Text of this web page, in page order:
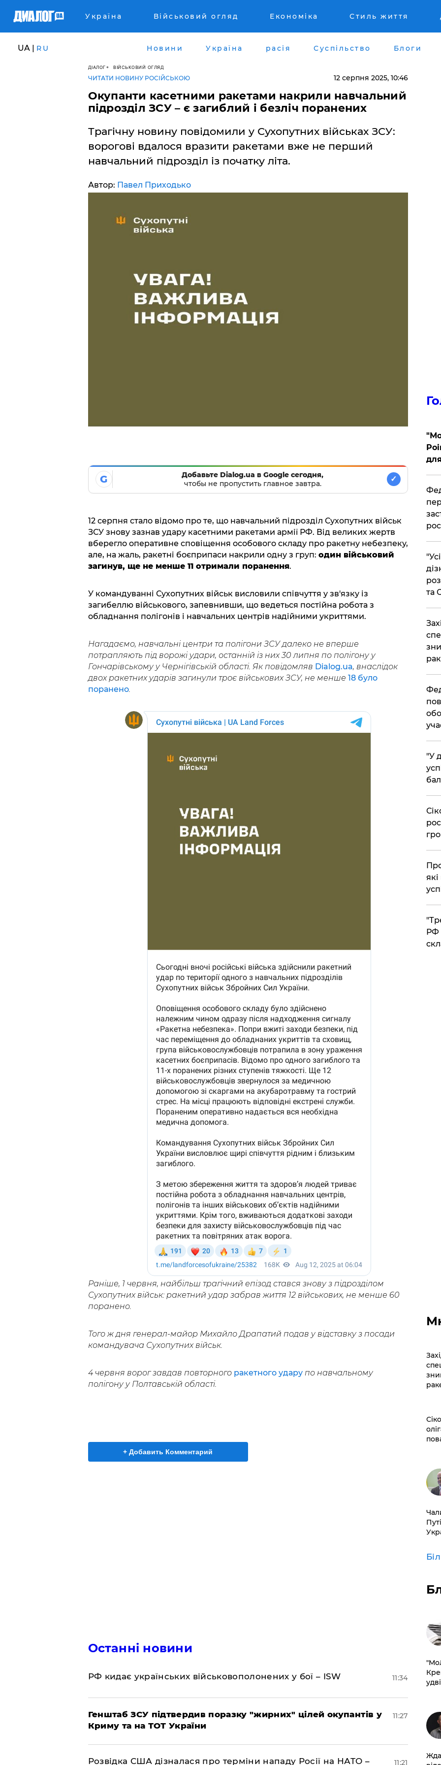
Україна Військовий огляд Економіка Стиль життя
UA | RU Новини Україна расія Суспільство Блоги
ДІАЛОГ ВІЙСЬКОВИЙ ОГЛЯД
ЧИТАТИ НОВИНУ РОСІЙСЬКОЮ 12 серпня 2025, 10:46
Окупанти касетними ракетами накрили навчальний
підрозділ ЗСУ – є загиблий і безліч поранених
Трагічну новину повідомили у Сухопутних військах ЗСУ:
ворогові вдалося вразити ракетами вже не перший
навчальний підрозділ із початку літа.
Автор: Павел Приходько
G
Добавьте Dialog.ua в Google сегодня,
чтобы не пропустить главное завтра.
✓
12 серпня стало відомо про те, що навчальний підрозділ Сухопутних військ
ЗСУ знову зазнав удару касетними ракетами армії РФ. Від великих жертв
вберегло оперативне сповіщення особового складу про ракетну небезпеку,
але, на жаль, ракетні боєприпаси накрили одну з груп: один військовий
загинув, ще не менше 11 отримали поранення.
У командуванні Сухопутних військ висловили співчуття у зв'язку із
загибеллю військового, запевнивши, що ведеться постійна робота з
обладнання полігонів і навчальних центрів надійними укриттями.
Нагадаємо, навчальні центри та полігони ЗСУ далеко не вперше
потрапляють під ворожі удари, останній із них 30 липня по полігону у
Гончарівському у Чернігівській області. Як повідомляв Dialog.ua, внаслідок
двох ракетних ударів загинули троє військових ЗСУ, не менше 18 було
поранено.
Раніше, 1 червня, найбільш трагічний епізод стався знову з підрозділом
Сухопутних військ: ракетний удар забрав життя 12 військових, не менше 60
поранено.
Того ж дня генерал-майор Михайло Драпатий подав у відставку з посади
командувача Сухопутних військ.
4 червня ворог завдав повторного ракетного удару по навчальному
полігону у Полтавській області.
+ Добавить Комментарий
Останні новини
РФ кидає українських військовополонених у бої – ISW 11:34
Генштаб ЗСУ підтвердив поразку "жирних" цілей окупантів у
Криму та на ТОТ України
11:27
Розвідка США дізналася про терміни нападу Росії на НАТО – 11:21
та
​"У
РФ